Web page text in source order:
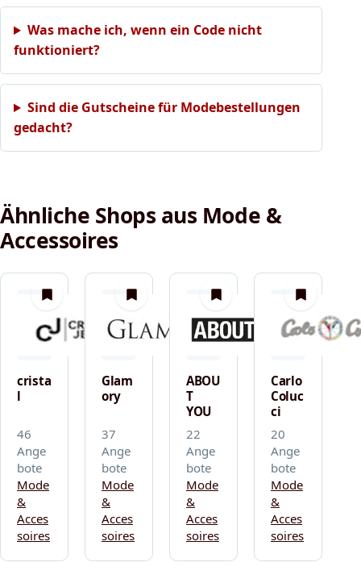
Was mache ich, wenn ein Code nicht
funktioniert?
Sind die Gutscheine für Modebestellungen
gedacht?
Ähnliche Shops aus Mode &
Accessoires
merken
crista
l
46
Ange
bote
Mode
&
Acces
soires
merken
Glam
ory
37
Ange
bote
Mode
&
Acces
soires
merken
ABOU
T
YOU
22
Ange
bote
Mode
&
Acces
soires
merken
Carlo
Coluc
ci
20
Ange
bote
Mode
&
Acces
soires